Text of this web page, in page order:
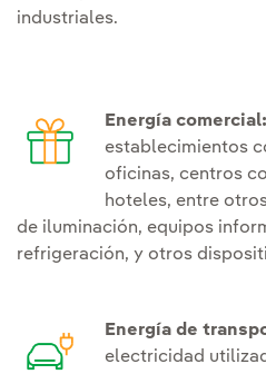
industriales.
Energía comercial:
establecimientos
oficinas, centros
hoteles, entre
de iluminación, equipos
refrigeración, y otros
Energía de
electricidad